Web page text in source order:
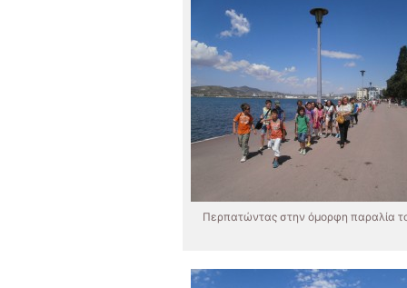
Περπατώντας στην όμορφη παραλία